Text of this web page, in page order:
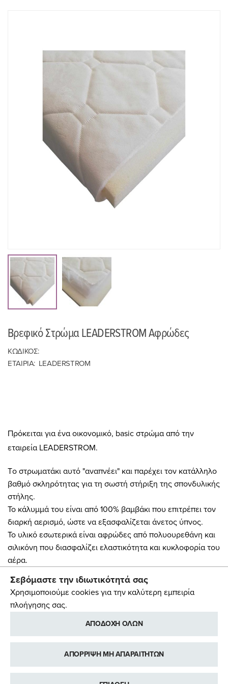
Βρεφικό Στρώμα LEADERSTROM Αφρώδες
ΚΩΔΙΚΟΣ:
ΕΤΑΙΡΙΑ: LEADERSTROM
Πρόκειται για ένα οικονομικό, basic στρώμα από την
εταιρεία LEADERSTROM.
Tο στρωματάκι αυτό "αναπνέει" και παρέχει τον κατάλληλο
βαθμό σκληρότητας για τη σωστή στήριξη της σπονδυλικής
στήλης.
Το κάλυμμά του είναι από 100% βαμβάκι που επιτρέπει τον
διαρκή αερισμό, ώστε να εξασφαλίζεται άνετος ύπνος.
Το υλικό εσωτερικά είναι αφρώδες από πολυουρεθάνη και
σιλικόνη που διασφαλίζει ελαστικότητα και κυκλοφορία του
αέρα.
Ταυτόχρονα, η πυκνότητά του επιτρέπει την σωστή στήριξη
του σώματος του μωρού σας, κατανέμοντας εξίσου την
πίεση που ασκείται από τα διαφορετικά σημεία του
σώματος.
Χαρακτηριστικά
- Εξωτερική επένδυση: 100% βαμβακερό ύφασμα.
Σεβόμαστε την ιδιωτικότητά σας
Χρησιμοποιούμε cookies για την καλύτερη εμπειρία
πλοήγησης σας.
ΑΠΟΔΟΧΗ ΟΛΩΝ
ΑΠΟΡΡΙΨΗ ΜΗ ΑΠΑΡΑΙΤΗΤΩΝ